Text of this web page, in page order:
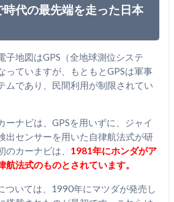
時代の最先端を走った日本
子地図はGPS（全地球測位システ
っていますが、もともとGPSは軍事
ムであり、民間利用が制限されてい
ーナビは、GPSを用いずに、ジャイ
出センサーを用いた自律航法式が研
カーナビは、 1981年にホンダがア
航法式のものとされています。
ついては、1990年にマツダが発売し